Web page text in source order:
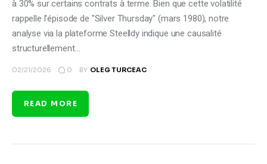
à 30% sur certains contrats à terme. Bien que cette volatilité
rappelle l'épisode de "Silver Thursday" (mars 1980), notre
analyse via la plateforme Steelldy indique une causalité
structurellement…
02/21/2026 0 BY OLEG TURCEAC
READ MORE